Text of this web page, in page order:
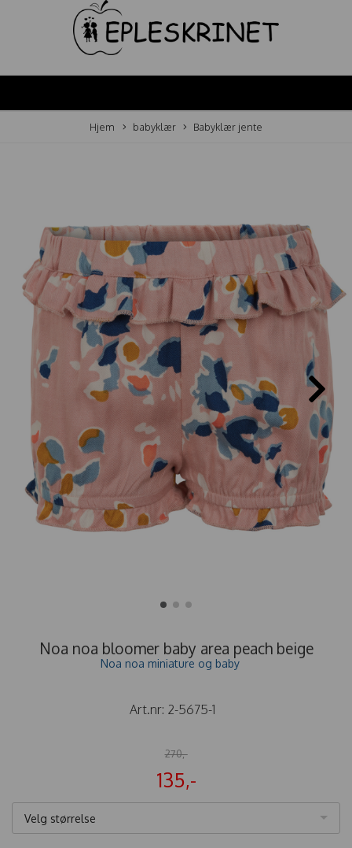
Hjem babyklær Babyklær jente
Noa noa bloomer baby area peach beige
Noa noa miniature og baby
Art.nr: 2-5675-1
270,-
135,-
Velg størrelse